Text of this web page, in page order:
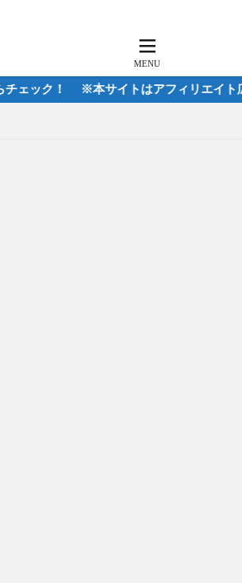
※本サイトはアフィリエイト広告を利用